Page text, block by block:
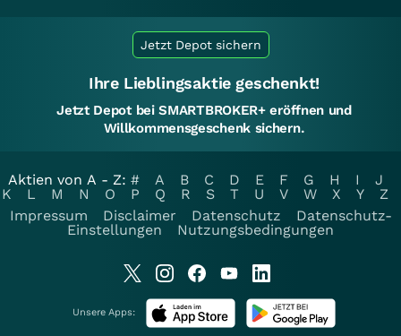
Jetzt Depot sichern
Ihre Lieblingsaktie geschenkt!
Jetzt Depot bei SMARTBROKER+ eröffnen und
Willkommensgeschenk sichern.
Aktien von A - Z: # A B C D E F G H I
J
K
L M N O P Q R S T U V W X Y
Z
Impressum
Disclaimer Datenschutz
Datenschutz-
Einstellungen
Nutzungsbedingungen
Unsere Apps: